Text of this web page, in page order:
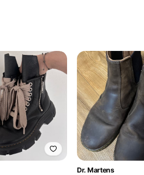
Dr. Martens